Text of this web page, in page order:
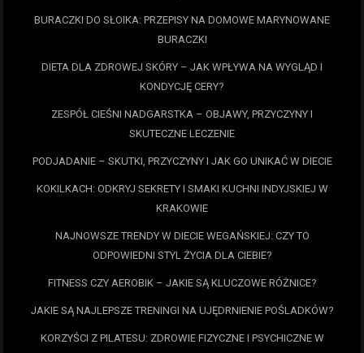
BURACZKI DO SŁOIKA: PRZEPISY NA DOMOWE MARYNOWANE
BURACZKI
DIETA DLA ZDROWEJ SKÓRY – JAK WPŁYWA NA WYGLĄD I
KONDYCJĘ CERY?
ZESPÓŁ CIEŚNI NADGARSTKA – OBJAWY, PRZYCZYNY I
SKUTECZNE LECZENIE
PODJADANIE – SKUTKI, PRZYCZYNY I JAK GO UNIKAĆ W DIECIE
KOKILKACH: ODKRYJ SEKRETY I SMAKI KUCHNI INDYJSKIEJ W
KRAKOWIE
NAJNOWSZE TRENDY W DIECIE WEGAŃSKIEJ: CZY TO
ODPOWIEDNI STYL ŻYCIA DLA CIEBIE?
FITNESS CZY AEROBIK – JAKIE SĄ KLUCZOWE RÓŻNICE?
JAKIE SĄ NAJLEPSZE TRENINGI NA UJĘDRNIENIE POŚLADKÓW?
KORZYŚCI Z PILATESU: ZDROWIE FIZYCZNE I PSYCHICZNE W